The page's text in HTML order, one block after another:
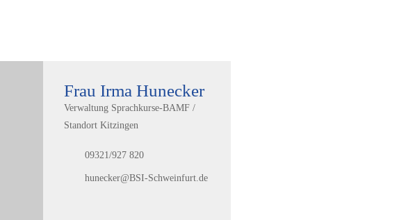
Frau Irma Hunecker
Verwaltung Sprachkurse-BAMF /
Standort Kitzingen
09321/927 820
hunecker@BSI-Schweinfurt.de